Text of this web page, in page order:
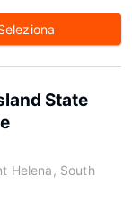
State
Helena, South